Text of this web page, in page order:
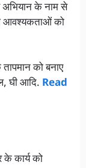
अभियान के नाम से
आवश्यकताओं को
को बनाए
घी आदि. Read
के कार्य को